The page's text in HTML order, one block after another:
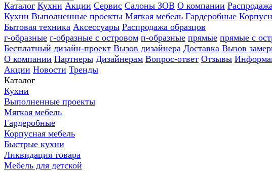
Каталог Кухни Акции Сервис Салоны ЗОВ О компании
Кухни Выполненные проекты Мягкая мебель Гардеробные
Бытовая техника Аксессуары Распродажа образцов
г-образные г-образные с островом п-образные прямые прямые с
Бесплатный дизайн-проект Вызов дизайнера Доставка Вызов
О компании Партнеры Дизайнерам Вопрос-ответ Отзывы
Акции Новости Тренды
Каталог
Кухни
Выполненные проекты
Мягкая мебель
Гардеробные
Корпусная мебель
Быстрые кухни
Ликвидация товара
Мебель для детской